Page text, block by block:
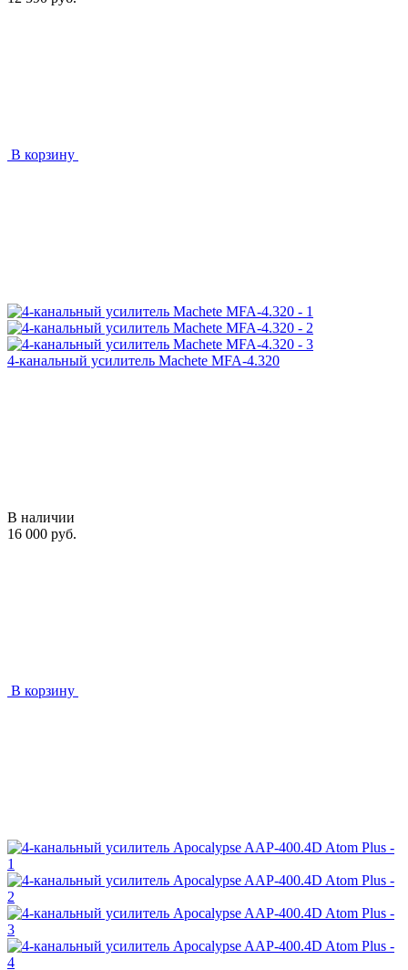
В корзину
4-канальный усилитель Machete MFA-4.320
В наличии
16 000 руб.
В корзину